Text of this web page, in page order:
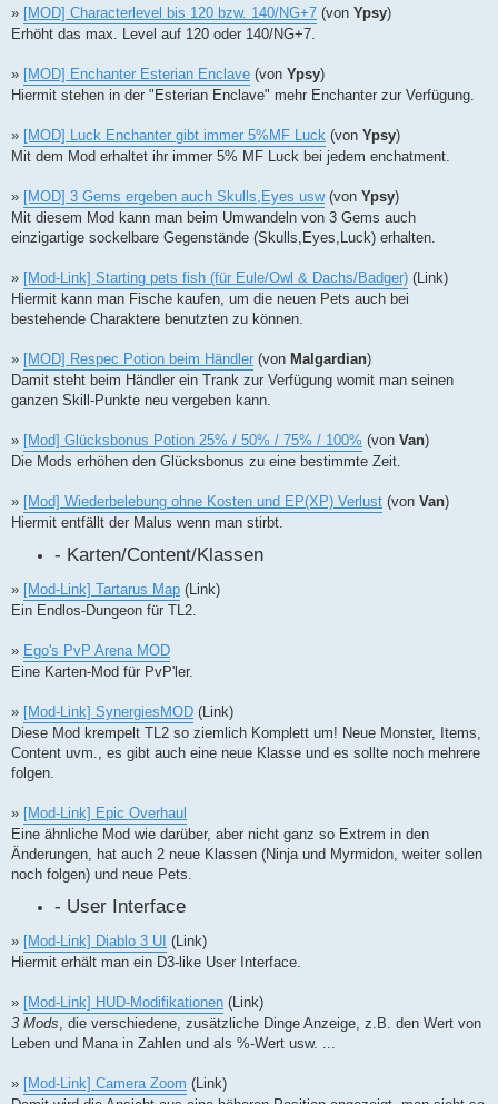
» [MOD] Characterlevel bis 120 bzw. 140/NG+7 (von Ypsy)
Erhöht das max. Level auf 120 oder 140/NG+7.
» [MOD] Enchanter Esterian Enclave (von Ypsy)
Hiermit stehen in der "Esterian Enclave" mehr Enchanter zur Verfügung.
» [MOD] Luck Enchanter gibt immer 5%MF Luck (von Ypsy)
Mit dem Mod erhaltet ihr immer 5% MF Luck bei jedem enchatment.
» [MOD] 3 Gems ergeben auch Skulls,Eyes usw(von Ypsy)
Mit diesem Mod kann man beim Umwandeln von 3 Gems auch
einzigartige sockelbare Gegenstände (Skulls,Eyes,Luck) erhalten.
» [Mod-Link] Starting pets fish (für Eule/Owl & Dachs/Badger) (Link)
Hiermit kann man Fische kaufen, um die neuen Pets auch bei
bestehende Charaktere benutzten zu können.
» [MOD] Respec Potion beim Händler (von Malgardian)
Damit steht beim Händler ein Trank zur Verfügung womit man seinen
ganzen Skill-Punkte neu vergeben kann.
» [Mod] Glücksbonus Potion 25% / 50% / 75% / 100% (von Van)
Die Mods erhöhen den Glücksbonus zu eine bestimmte Zeit.
» [Mod] Wiederbelebung ohne Kosten und EP(XP) Verlust (von Van)
Hiermit entfällt der Malus wenn man stirbt.
- Karten/Content/Klassen
» [Mod-Link] Tartarus Map (Link)
Ein Endlos-Dungeon für TL2.
» Ego's PvP Arena MOD
Eine Karten-Mod für PvP'ler.
» [Mod-Link] SynergiesMOD (Link)
Diese Mod krempelt TL2 so ziemlich Komplett um! Neue Monster, Items,
Content uvm., es gibt auch eine neue Klasse und es sollte noch mehrere
folgen.
» [Mod-Link] Epic Overhaul
Eine ähnliche Mod wie darüber, aber nicht ganz so Extrem in den
Änderungen, hat auch 2 neue Klassen (Ninja und Myrmidon, weiter sollen
noch folgen) und neue Pets.
- User Interface
» [Mod-Link] Diablo 3 UI (Link)
Hiermit erhält man ein D3-like User Interface.
» [Mod-Link] HUD-Modifikationen (Link)
3 Mods , die verschiedene, zusätzliche Dinge Anzeige, z.B. den Wert von
Leben und Mana in Zahlen und als %-Wert usw. ...
» [Mod-Link] Camera Zoom (Link)